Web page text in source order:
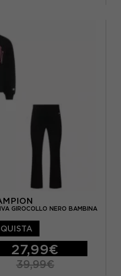
GIROCOLLO NERO BAMBINA
27,99€
39,99€